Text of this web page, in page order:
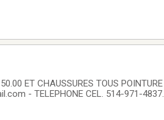
ymail.com - TELEPHONE CEL. 514-971-4837.